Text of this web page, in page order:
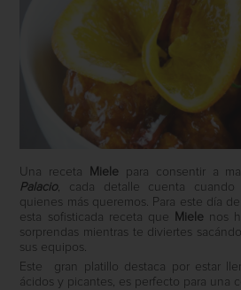
Una receta Miele para consentir a
Palacio, cada detalle cuenta
quienes más queremos. Para este día
esta sofisticada receta que Mielenos
sorprendas mientras te diviertes
sus equipos.
Este
gran platillo destaca por estar
ácidos y picantes, es perfecto para una